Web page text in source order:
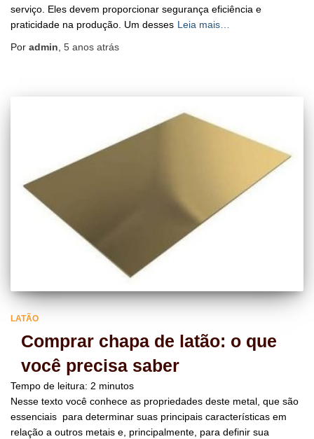
serviço. Eles devem proporcionar segurança eficiência e
praticidade na produção. Um desses Leia mais…
Por admin 5 anos atrás
LATÃO
Comprar chapa de latão: o que
você precisa saber
Tempo de leitura: 2 minutos
Nesse texto você conhece as propriedades deste metal, que são
essenciais para determinar suas principais características em
relação a outros metais e, principalmente, para definir sua